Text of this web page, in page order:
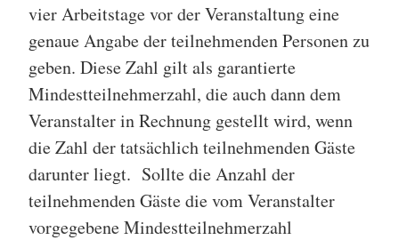
vier Arbeitstage vor der Veranstaltung eine
genaue Angabe der teilnehmenden Personen zu
geben. Diese Zahl gilt als garantierte
Mindestteilnehmerzahl, die auch dann dem
Veranstalter in Rechnung gestellt wird, wenn
die Zahl der tatsächlich teilnehmenden Gäste
darunter liegt. Sollte die Anzahl der
teilnehmenden Gäste die vom Veranstalter
vorgegebene Mindestteilnehmerzahl